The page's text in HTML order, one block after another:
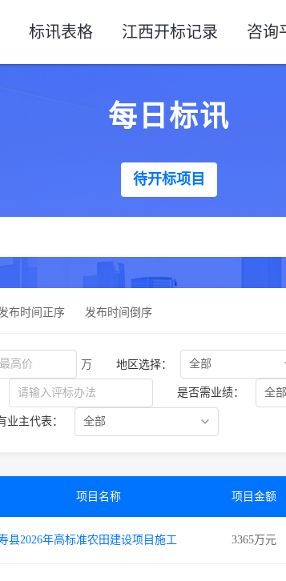
标讯表格 江西开标记录 咨询
每日标讯
待开标项目
布时间正序 发布时间倒序
万 地区选择：
是否需业绩：
业主代表：
项目名称 项目金额
县2026年高标准农田建设项目施工 3365万元